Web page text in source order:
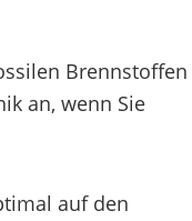
Brennstoffen
an, wenn Sie
auf den